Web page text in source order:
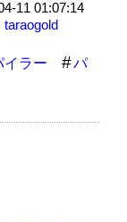
11 01:07:14
taraogold
イラー
パ